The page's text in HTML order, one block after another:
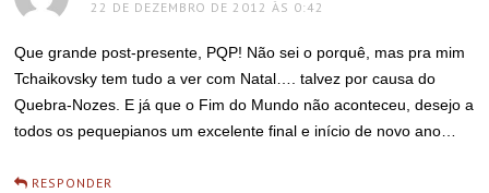
22 DE DEZEMBRO DE 2012 ÀS 0:42
Que grande post-presente, PQP! Não sei o porquê, mas pra mim
Tchaikovsky tem tudo a ver com Natal…. talvez por causa do
Quebra-Nozes. E já que o Fim do Mundo não aconteceu, desejo a
todos os pequepianos um excelente final e início de novo ano…
RESPONDER